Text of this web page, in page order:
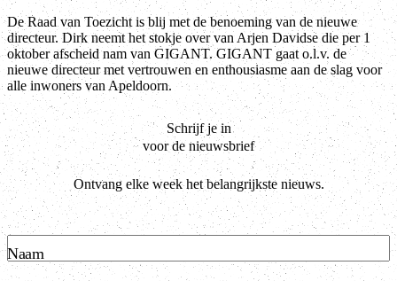
De Raad van Toezicht is blij met de benoeming van de nieuwe
directeur. Dirk neemt het stokje over van Arjen Davidse die per 1
oktober afscheid nam van GIGANT. GIGANT gaat o.l.v. de
nieuwe directeur met vertrouwen en enthousiasme aan de slag voor
alle inwoners van Apeldoorn.
Schrijf je in
voor de nieuwsbrief
Ontvang elke week het belangrijkste nieuws.
Naam